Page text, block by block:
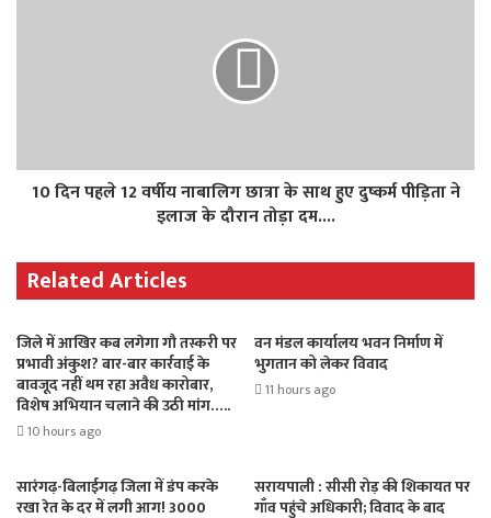
10 दिन पहले 12 वर्षीय नाबालिग छात्रा के साथ हुए दुष्कर्म पीड़िता ने
इलाज के दौरान तोड़ा दम....
Related Articles
जिले में आखिर कब लगेगा गौ तस्करी पर
प्रभावी अंकुश? बार-बार कार्रवाई के
बावजूद नहीं थम रहा अवैध कारोबार,
विशेष अभियान चलाने की उठी मांग…..
10 hours ago
वन मंडल कार्यालय भवन निर्माण में
भुगतान को लेकर विवाद
11 hours ago
सारंगढ़-बिलाईगढ़ जिला में डंप करके
रखा रेत के दर में लगी आग! 3000
सरायपाली : सीसी रोड़ की शिकायत पर
गाँव पहुंचे अधिकारी; विवाद के बाद